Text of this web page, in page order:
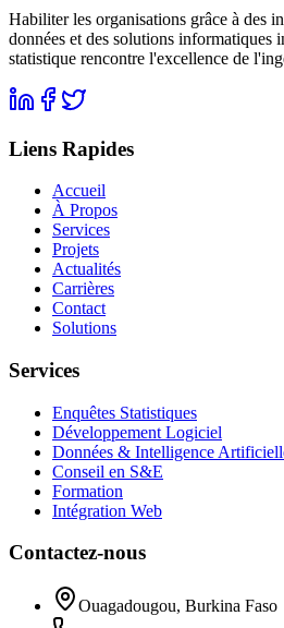
Habiliter les organisations grâce à des
données et des solutions informatiques
statistique rencontre l'excellence de
Liens Rapides
Accueil
À Propos
Services
Projets
Actualités
Carrières
Contact
Solutions
Services
Enquêtes Statistiques
Développement Logiciel
Données & Intelligence
Conseil en S&E
Formation
Intégration Web
Contactez-nous
Ouagadougou, Burkina Faso